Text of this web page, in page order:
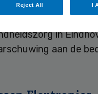
over hoofdpijn,
in
aan de
Reject All I